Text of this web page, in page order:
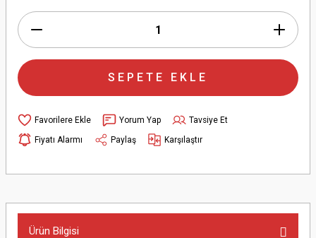
SEPETE EKLE
Yorum Yap
Tavsiye Et
Fiyatı Alarmı
Paylaş Karşılaştır
Ürün Bilgisi